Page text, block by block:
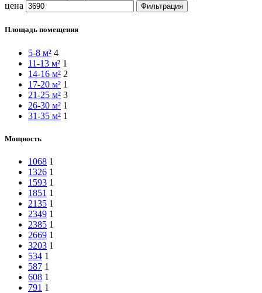
цена
Фильтрация
Площадь помещения
5-8 м² 4
11-13 м² 1
14-16 м² 2
17-20 м² 1
21-25 м² 3
26-30 м² 1
31-35 м² 1
Мощность
1068 1
1326 1
1593 1
1851 1
2135 1
2349 1
2385 1
2669 1
3203 1
534 1
587 1
608 1
791 1